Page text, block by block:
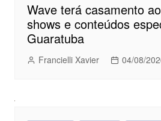
Wave terá casamento
shows e conteúdos
Guaratuba
Francielli Xavier 04/08/